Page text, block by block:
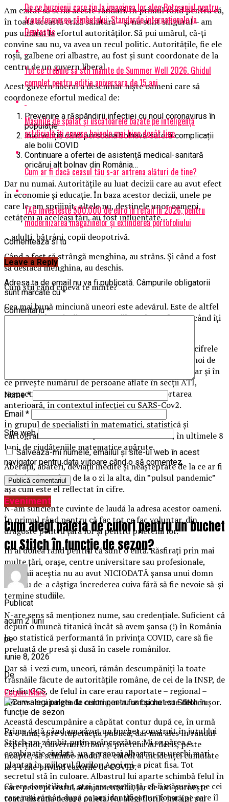
Am ezitat să scriu aceste rânduri. În primul rând pentru că,
în toată această criză sanitară – și nu sunt singurul – am
pus umărul la efortul autorităților. Să pui umărul, că-ți
convine sau nu, va avea un recul politic. Autoritățile, fie ele
roșii, galbene ori albastre, au fost și sunt coordonate de la
centru de un guvern liberal.
Acest guvern liberal a desemnat niște oameni care să
coordoneze efortul medical de:
Prevenire a răspândirii infecției cu noul coronavirus în
populație
Intervenție când persoana bolnavă suferă complicații
ale bolii COVID
Continuare a ofertei de asistență medical-sanitară
oricărui alt bolnav din România…
Dar nu numai. Autoritățile au luat decizii care au avut efect
în economie și educație. În baza acestor decizii, unele pe
care le-am sprijinit, altele nu, destinele unor oameni,
cetățeni ai aceleași țări, au fost influențate…
…adulți, bătrâni, copii deopotrivă.
Când a fost să strângă menghina, au strâns. Și când a fost
să desfacă menghina, au deschis.
Cum știi când cineva te minte?
Cea mai bună minciună uneori este adevărul. Este de altfel
preambulul uneia dintre expresiile mele preferate: când îți
Adevărul, zilele acestea, se bizuie teribil de mult pe cifrele
zilnice raportate de autorități în privința cazurilor noi de
COVID, a numărului de teste făcute per 24 de ore, dar și în
ce privește numărul de persoane aflate în secții ATI,
respectiv al celor care au decedat, de la raportarea
anterioară, în contextul infecției cu SARS-Cov2.
În grupul de specialiști în matematici, statistică și
cartografie din care fac parte am tot discutat, în ultimele 8
luni, de ciudățeniile matematice apărute.
Aberații, abateri, deviații inedite și neașteptate de la ce ar fi
trebuit să rezulte, de la o zi la alta, din ”pulsul pandemic”
așa cum este el reflectat în cifre.
N-am suficiente cuvinte de laudă la adresa acestor oameni.
În primul rând pentru că fac tot ce fac voluntar, din
dragoste pentru țara lor și pentru prietenii lor.
În al doilea rând pentru că sunt o elită. Răsfirați prin mai
multe țări, orașe, centre universitare sau profesionale,
oamenii aceștia nu au avut NICIODATĂ șansa unui domn
Manciu de-a câștiga încrederea cuiva fără să fie nevoie să-și
termine studiile.
N-are sens să menționez nume, sau credențiale. Suficient că
depun o muncă titanică încât să avem șansa (!) în România
la o statistică performantă în privința COVID, care să fie
preluată de presă și dusă în casele românilor.
Dar să-i vezi cum, uneori, rămân descumpăniți la toate
trăsnăile făcute de autoritățile române, de cei de la INSP, de
cei din GCS, de felul în care erau raportate – regional –
cifre vs. ce ajungea la centru, n-a fost și nu este deloc ușor.
Această descumpănire a căpătat contur după ce, în urmă
cu o lună, spre stupefacția publică, dar mai ales în rândul
experților, Guvernul Orban și prietenii au decis, peste
noapte, să schimbe modul de calcul al incidenței cumulate
la 14 zile privind cazurile de COVID.
Că era domiciliu ba, stai, era reședință, că îi măsurăm pe cei
care mai rămân după ce am identificat un focar (pe care îl
De ce buzoienii care țin la imaginea lor aleg Botoșaniul pentru
transformarea zâmbetului: Standarde internaționale la
Dentastic
Tot ce trebuie sa stii inainte de Summer Well 2026. Ghidul
complet pentru editia aniversara de 15 ani
Mașinile de spălat și uscătoarele bazate pe inteligență
artificială îți cunosc hainele mai bine decât tine
Cum ar fi dacă ceasul tău s-ar antrena alături de tine?
TAG investește 500.000 de euro în retail în 2026, pentru
modernizarea magazinelor și extinderea portofoliului
Comenteaza si tu
Leave a Reply
Adresa ta de email nu va fi publicată. Câmpurile obligatorii
sunt marcate cu*
Comentariu*
Nume*
Email *
Site web
Salvează-mi numele, emailul și site-ul web în acest
navigator pentru data viitoare când o să comentez.
Eveniment
Cum alegi paleta de culori pentru un buchet
cu Stitch în funcție de sezon?
Publicat
acum 2 luni
pe
iunie 8, 2026
De
Eugen Marc
Prima dată când am văzut un buchet construit în jurul lui
Stitch am zâmbit puțin neîncrezător. Mi se părea o
combinație ciudată, un personaj albastru cu urechi mari
plantat în mijlocul florilor. Apoi mi-a picat fisa. Tot
secretul stă în culoare. Albastrul lui aparte schimbă felul în
care percepi restul aranjamentului, iar de aici pornește
toată discuția despre paletă. Nu alegi florile întâi și pui